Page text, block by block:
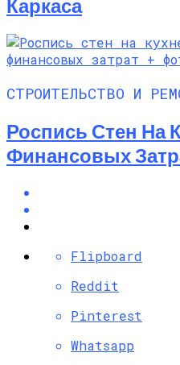
Каркаса
СТРОИТЕЛЬСТВО И
Роспись Стен На
Финансовых
Flipboard
Reddit
Pinterest
Whatsapp